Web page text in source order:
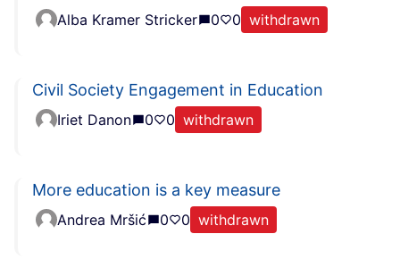
Alba Kramer Stricker 0 0 withdrawn
Civil Society Engagement in Education
Iriet Danon 0 0 withdrawn
More education is a key measure
Andrea Mršić 0 0 withdrawn